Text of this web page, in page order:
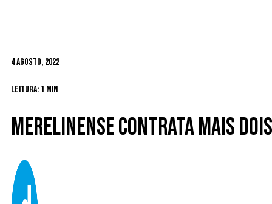
4 Agosto, 2022
Leitura: 1 min
Merelinense contrata mais